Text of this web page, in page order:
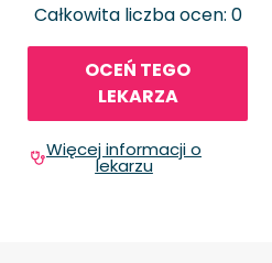
Całkowita liczba ocen: 0
OCEŃ TEGO
LEKARZA
Więcej informacji o
lekarzu